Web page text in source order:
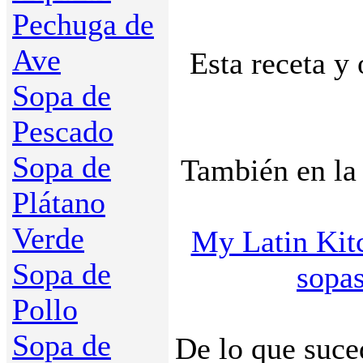
Pechuga de
Ave
Sopa de
Pescado
Sopa de
Plátano
Verde
Sopa de
Pollo
Sopa de
Esta receta
También en
My Latin
De lo que